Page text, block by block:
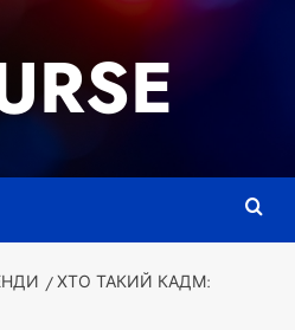
ХТО ТАКИЙ КАДМ: